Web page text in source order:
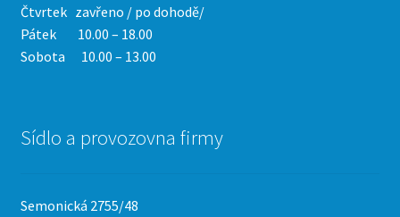
Čtvrtek zavřeno / po dohodě/
Pátek 10.00 – 18.00
Sobota 10.00 – 13.00
Sídlo a provozovna firmy
Semonická 2755/48